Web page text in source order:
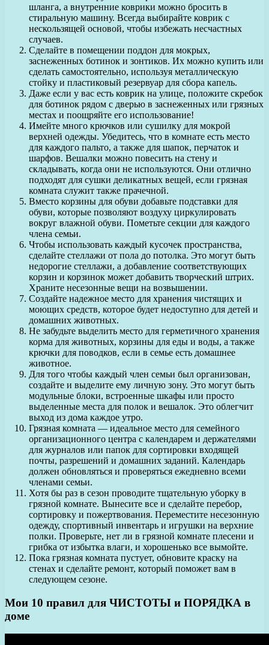
шланга, а внутренние коврики можно бросить в
стиральную машину. Всегда выбирайте коврик с
нескользящей основой, чтобы избежать несчастных
случаев.
Сделайте в помещении поддон для мокрых,
заснеженных ботинок и зонтиков. Их можно купить или
сделать самостоятельно, используя металлическую
стойку и пластиковый резервуар для сбора капель.
Даже если у вас есть коврик на улице, положите скребок
для ботинок рядом с дверью в заснеженных или грязных
местах и поощряйте его использование!
Имейте много крючков или сушилку для мокрой
верхней одежды. Убедитесь, что в комнате есть место
для каждого пальто, а также для шапок, перчаток и
шарфов. Вешалки можно повесить на стену и
складывать, когда они не используются. Они отлично
подходят для сушки деликатных вещей, если грязная
комната служит также прачечной.
Вместо корзины для обуви добавьте подставки для
обуви, которые позволяют воздуху циркулировать
вокруг влажной обуви. Пометьте секции для каждого
члена семьи.
Чтобы использовать каждый кусочек пространства,
сделайте стеллажи от пола до потолка. Это могут быть
недорогие стеллажи, а добавление соответствующих
корзин и корзинок может добавить творческий штрих.
Храните несезонные вещи на возвышении.
Создайте надежное место для хранения чистящих и
моющих средств, которое будет недоступно для детей и
домашних животных.
Не забудьте выделить место для герметичного хранения
корма для животных, корзины для еды и воды, а также
крючки для поводков, если в семье есть домашнее
животное.
Для того чтобы каждый член семьи был организован,
создайте и выделите ему личную зону. Это могут быть
модульные блоки, встроенные шкафы или просто
выделенные места для полок и вешалок. Это облегчит
выход из дома каждое утро.
Грязная комната — идеальное место для семейного
организационного центра с календарем и держателями
для журналов или папок для сортировки входящей
почты, разрешений и домашних заданий. Календарь
должен обновляться и проверяться ежедневно всеми
членами семьи.
Хотя бы раз в сезон проводите тщательную уборку в
грязной комнате. Вынесите все и сделайте перебор,
сортировку и пожертвования. Переместите несезонную
одежду, спортивный инвентарь и игрушки на верхние
полки. Проверьте, нет ли в грязной комнате плесени и
грибка от избытка влаги, и хорошенько все вымойте.
Пока грязная комната пустует, обновите краску на
стенах и сделайте ремонт, который поможет вам в
следующем сезоне.
Мои 10 правил для ЧИСТОТЫ и ПОРЯДКА в
доме